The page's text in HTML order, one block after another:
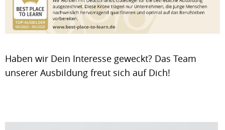
Haben wir Dein Interesse geweckt? Das Team
unserer Ausbildung freut sich auf Dich!